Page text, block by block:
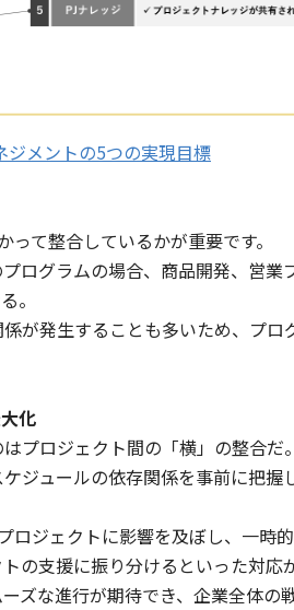
ジメントの5つの実現目標
て整合しているかが重要です。
ログラムの場合、商品開発、営業
。
が発生することも多いため、プ
化
プロジェクト間の「横」の整合だ。
ジュールの依存関係を事前に把
ジェクトに影響を及ぼし、一時
の支援に振り分けるといった対応
ズな進行が期待でき、企業全体の